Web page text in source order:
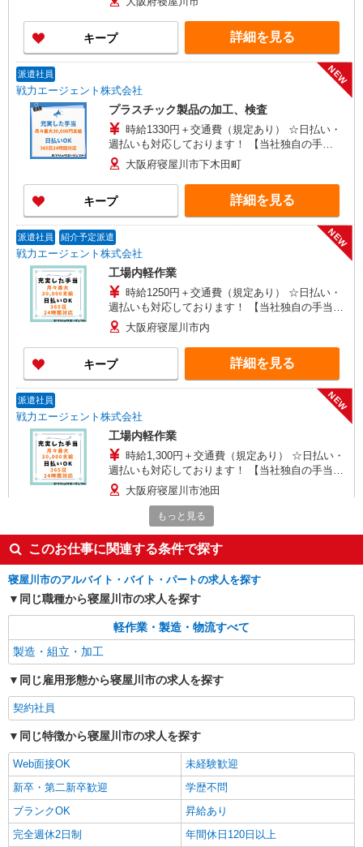
者1万円、お子様一人5,000円）あり 【月収例】 時
給1300円×7.25H×21日＝197,000円
キープ 詳細を見る
派遣社員
戦力エージェント株式会社
NEW
プラスチック製品の加工、検査
時給1330円＋交通費（規定あり） ☆日払い・
週払いも対応しております！ 【当社独自の手
当】 世帯主手当（3,000円〜）、家族手当（配
偶者1万円、お子様一人5,000円）あり
大阪府寝屋川市下木田町
キープ 詳細を見る
派遣社員 紹介予定派遣
戦力エージェント株式会社
NEW
工場内軽作業
時給1250円＋交通費（規定あり） ☆日払い・
週払いも対応しております！ 【当社独自の手当
↓】 世帯主手当（3,000円〜）、家族手当（配偶
者1万円、お子様一人5,000円）あり
大阪府寝屋川市内
キープ 詳細を見る
派遣社員
戦力エージェント株式会社
NEW
工場内軽作業
時給1,300円＋交通費（規定あり） ☆日払い・
週払いも対応しております！ 【当社独自の手当
↓】 世帯主手当（3,000円〜）、家族手当（配偶
者1万円、お子様一人5,000円）あり
大阪府寝屋川市池田
派遣社員
戦力エージェント株式会社
NEW
金属加工
時給1,350円＋交通費（規定あり） ☆日払い・
週払いも対応しております。 【当社独自の手
者1万円、お子様一人5,000円）あり
株式会社テクノ・サービス/お仕事No/0806849
NEW
防音壁の組付け・梱包
時給1300円交通費全額支給
大阪府寝屋川市 ＊バイク通勤OK
詳細を見る
もっと見る
このお仕事に関連する条件で探す
寝屋川市のアルバイト・バイト・パートの求人を探す
同じ職種から寝屋川市の求人を探す
軽作業・製造・物流すべて
製造・組立・加工
同じ雇用形態から寝屋川市の求人を探す
契約社員
同じ特徴から寝屋川市の求人を探す
Web面接OK
未経験歓迎
新卒・第二新卒歓迎
学歴不問
ブランクOK
昇給あり
完全週休2日制
年間休日120日以上